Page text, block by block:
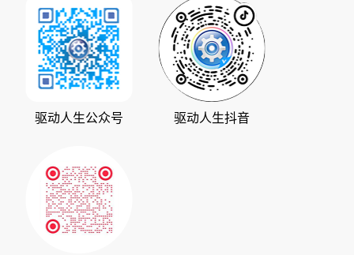
数据救星
人生日历
公司动态
发展历程
支持中心
版权声明
华军软件园
系统之家
下载之家
驱动大师
天极下载
驱动人生公众号 驱动人生抖音